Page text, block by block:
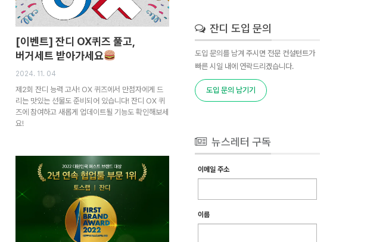
[이벤트] 잔디 OX퀴즈 풀고,
버거세트 받아가세요
2024. 11. 04
제2회 잔디 능력 고사! OX 퀴즈에서 만점자에게 드
리는 맛있는 선물도 준비되어 있습니다! 잔디 OX 퀴
즈에 참여하고 새롭게 업데이트될 기능도 확인해보세
요!
잔디 도입 문의
도입 문의를 남겨 주시면 전문 컨설턴트가
빠른 시일 내에 연락드리겠습니다.
도입 문의 남기기
뉴스레터 구독
이메일 주소
이름